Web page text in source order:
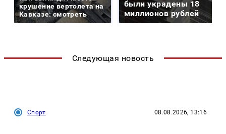
крушение вертолета на
Кавказе: смотреть
были украдены 18
миллионов рублей
Следующая новость
Спорт 08.08.2026, 13:16